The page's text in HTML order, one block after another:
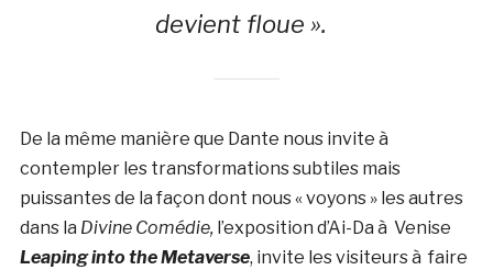
devient floue ».
De la même manière que Dante nous invite à
contempler les transformations subtiles mais
puissantes de la façon dont nous « voyons » les autres
dans la Divine Comédie,l’exposition d’Ai-Da à Venise
Leaping into the Metaverse, invite les visiteurs à faire